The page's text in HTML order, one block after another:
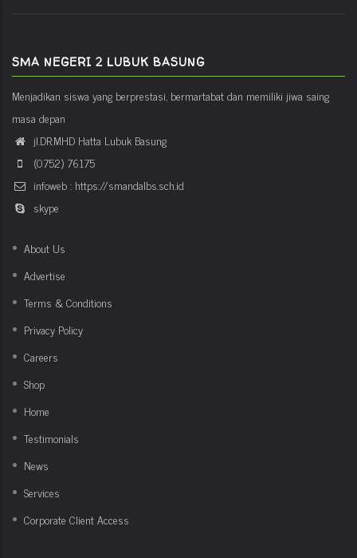
SMA NEGERI 2 LUBUK BASUNG
Menjadikan siswa yang berprestasi, bermartabat dan memiliki jiwa saing
masa depan
jl.DR.MHD Hatta Lubuk Basung
(0752) 76175
infoweb : https://smandalbs.sch.id
skype
About Us
Advertise
Terms & Conditions
Privacy Policy
Careers
Shop
Home
Testimonials
News
Services
Corporate Client Access